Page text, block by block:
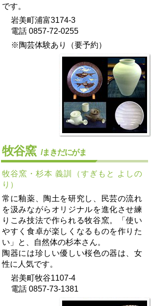
です。
岩美町浦富3174-3
電話 0857-72-0255
※陶芸体験あり（要予約）
牧谷窯 /まきだにがま
牧谷窯・杉本 義訓（すぎもと よしの
り）
常に釉薬、陶土を研究し、民芸の流れ
を汲みながらオリジナルを進化させ練
りこみ技法で作られる牧谷窯。「使い
やすく食卓が楽しくなるものを作りた
い」と、自然体の杉本さん。
陶器には珍しい優しい桜色の器は、女
性に人気です。
岩美町牧谷1107-4
電話 0857-73-1381